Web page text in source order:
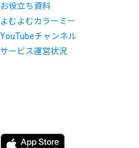
お役立ち資料
よむよむカラーミー
YouTubeチャンネル
サービス運営状況